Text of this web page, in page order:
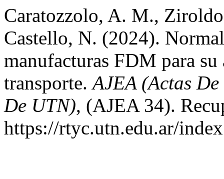
Caratozzolo, A. M.,
Castello, N. (2024).
manufacturas FDM para
transporte.AJEA (Actas
De UTN), (AJEA 34).
https://rtyc.utn.edu.ar/